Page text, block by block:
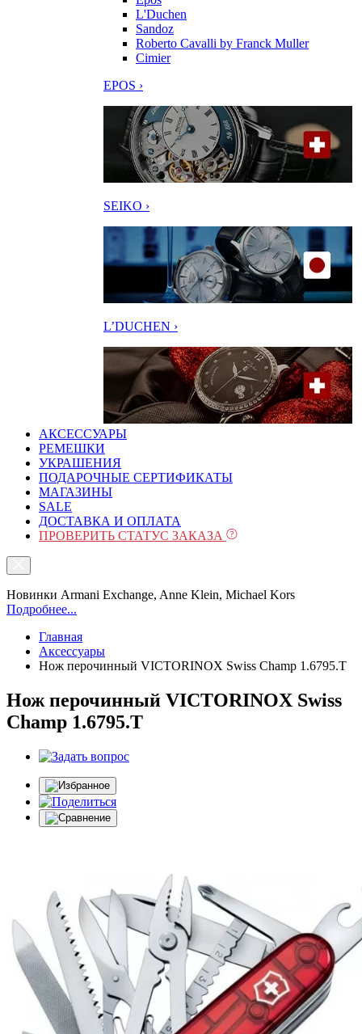
L'Duchen
Sandoz
Roberto Cavalli by Franck Muller
Cimier
EPOS ›
SEIKO ›
L’DUCHEN ›
АКСЕССУАРЫ
РЕМЕШКИ
УКРАШЕНИЯ
ПОДАРОЧНЫЕ СЕРТИФИКАТЫ
МАГАЗИНЫ
SALE
ДОСТАВКА И ОПЛАТА
ПРОВЕРИТЬ СТАТУС ЗАКАЗА
Новинки Armani Exchange, Anne Klein, Michael Kors
Подробнее...
Главная
Аксессуары
Нож перочинный VICTORINOX Swiss Champ 1.6795.T
Нож перочинный VICTORINOX Swiss
Champ 1.6795.T